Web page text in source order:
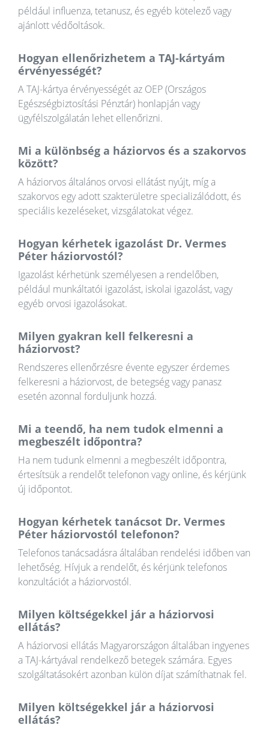
például influenza, tetanusz, és egyéb kötelező vagy
ajánlott védőoltások.
Hogyan ellenőrizhetem a TAJ-kártyám
érvényességét?
A TAJ-kártya érvényességét az OEP (Országos
Egészségbiztosítási Pénztár) honlapján vagy
ügyfélszolgálatán lehet ellenőrizni.
Mi a különbség a háziorvos és a szakorvos
között?
A háziorvos általános orvosi ellátást nyújt, míg a
szakorvos egy adott szakterületre specializálódott, és
speciális kezeléseket, vizsgálatokat végez.
Hogyan kérhetek igazolást Dr. Vermes
Péter háziorvostól?
Igazolást kérhetünk személyesen a rendelőben,
például munkáltatói igazolást, iskolai igazolást, vagy
egyéb orvosi igazolásokat.
Milyen gyakran kell felkeresni a
háziorvost?
Rendszeres ellenőrzésre évente egyszer érdemes
felkeresni a háziorvost, de betegség vagy panasz
esetén azonnal forduljunk hozzá.
Mi a teendő, ha nem tudok elmenni a
megbeszélt időpontra?
Ha nem tudunk elmenni a megbeszélt időpontra,
értesítsük a rendelőt telefonon vagy online, és kérjünk
új időpontot.
Hogyan kérhetek tanácsot Dr. Vermes
Péter háziorvostól telefonon?
Telefonos tanácsadásra általában rendelési időben van
lehetőség. Hívjuk a rendelőt, és kérjünk telefonos
konzultációt a háziorvostól.
Milyen költségekkel jár a háziorvosi
ellátás?
A háziorvosi ellátás Magyarországon általában ingyenes
a TAJ-kártyával rendelkező betegek számára. Egyes
szolgáltatásokért azonban külön díjat számíthatnak fel.
Milyen költségekkel jár a háziorvosi
ellátás?